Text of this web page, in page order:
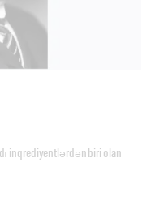
inqrediyentlərdən biri olan